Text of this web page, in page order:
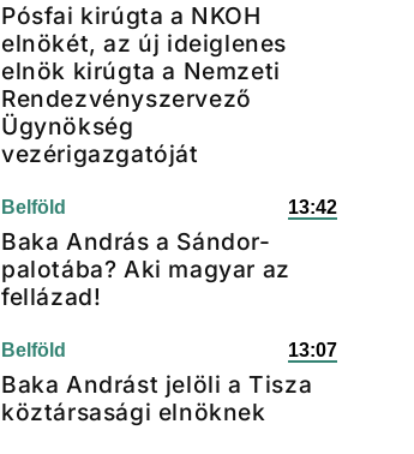
Pósfai kirúgta a NKOH
elnökét, az új ideiglenes
elnök kirúgta a Nemzeti
Rendezvényszervező
Ügynökség
vezérigazgatóját
Belföld 13:42
Baka András a Sándor-
palotába? Aki magyar az
fellázad!
Belföld 13:07
Baka Andrást jelöli a Tisza
köztársasági elnöknek